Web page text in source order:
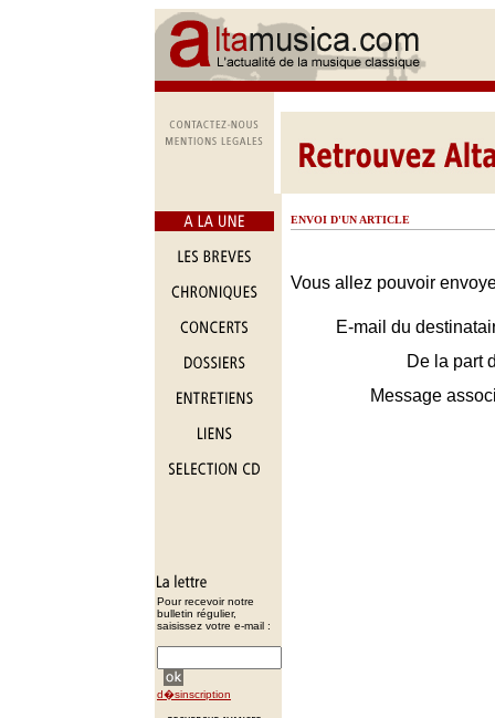
Pour recevoir notre
bulletin régulier,
saisissez votre e-mail :
d�sinscription
ENVOI D'UN ARTICLE
Vous allez pouvoir
E-mail du
De la part
Message